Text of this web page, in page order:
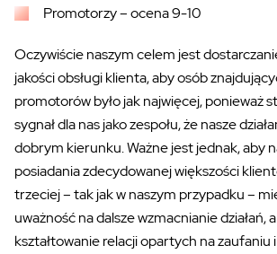
Promotorzy – ocena 9-10
Oczywiścienaszym celem jest
jakości obsługi klienta, aby osób
promotorów było jak najwięcej, ponieważ
sygnał dla nas jako zespołu, że nasze
dobrym kierunku. Ważne jest jednak, aby
posiadania zdecydowanej większości
trzeciej–tak jak w naszym przypadku–
uważność na dalsze wzmacnianie działań,
kształtowanie relacji opartych na zaufaniu